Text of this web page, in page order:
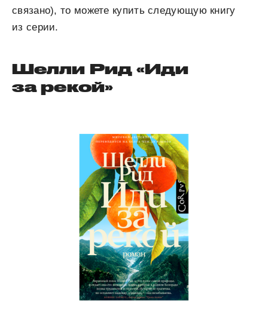
связано), то можете купить следующую книгу
из серии.
Шелли Рид «Иди
за рекой»